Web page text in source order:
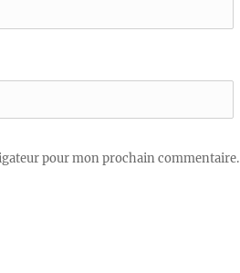
pour mon prochain commentaire.